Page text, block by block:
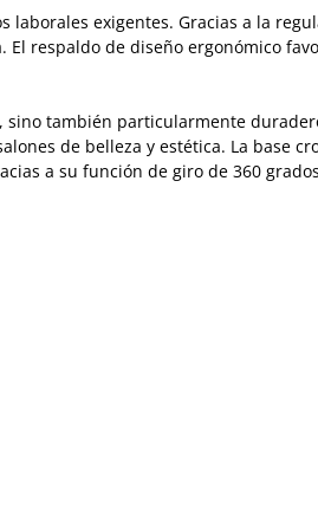
exigentes. Gracias a la
respaldo de diseño ergonómico
sino también particularmente
de belleza y estética. La base
a su función de giro de 360